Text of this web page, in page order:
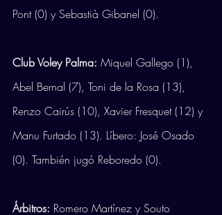
Pont (0) y Sebastià Gibanel (0).
Club Voley Palma: Miquel Gallego (1),
Abel Bernal (7), Toni de la Rosa (13),
Renzo Cairús (10), Xavier Fresquet (12) y
Manu Furtado (13). Líbero: José Osado
(0). También jugó Reboredo (0).
Árbitros: Romero Martínez y Souto